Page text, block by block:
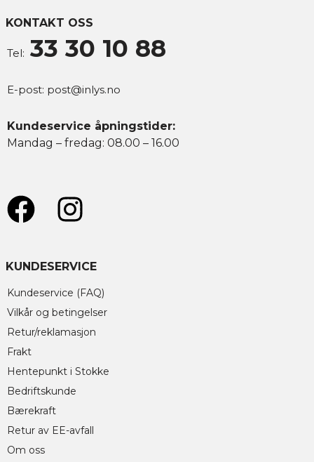
KONTAKT OSS
Tel: 33 30 10 88
E-post: post@inlys.no
Kundeservice åpningstider:
Mandag – fredag: 08.00 – 16.00
KUNDESERVICE
Kundeservice (FAQ)
Vilkår og betingelser
Retur/reklamasjon
Frakt
Hentepunkt i Stokke
Bedriftskunde
Bærekraft
Retur av EE-avfall
Om oss